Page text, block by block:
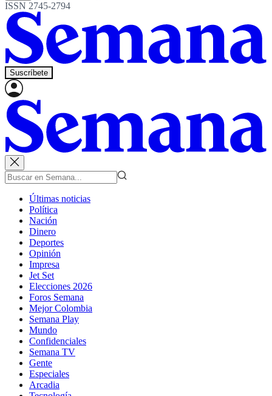
ISSN 2745-2794
Suscríbete
Últimas noticias
Política
Nación
Dinero
Deportes
Opinión
Impresa
Jet Set
Elecciones 2026
Foros Semana
Mejor Colombia
Semana Play
Mundo
Confidenciales
Semana TV
Gente
Especiales
Arcadia